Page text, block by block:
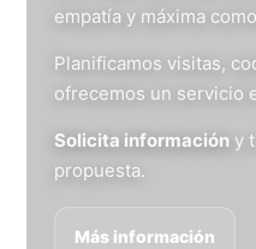
empatía y máxima
Planificamos visitas,
ofrecemos un servicio
Solicita información y
propuesta.
Más información